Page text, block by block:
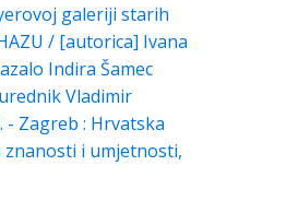
galeriji starih
/ [autorica] Ivana
Indira Šamec
Vladimir
- Zagreb : Hrvatska
znanosti i umjetnosti,